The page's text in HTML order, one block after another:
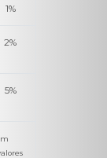
1%
2%
5%